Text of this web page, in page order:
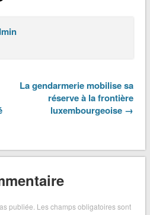
La gendarmerie mobilise sa
réserve à la frontière
luxembourgeoise →
publiée. Les champs obligatoires sont